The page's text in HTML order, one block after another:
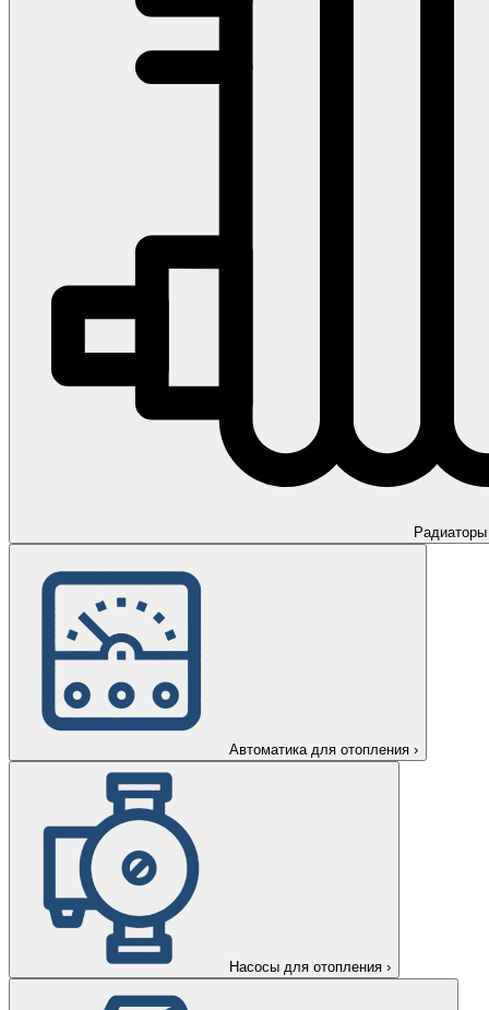
Радиаторы
Автоматика для отопления ›
Насосы для отопления ›